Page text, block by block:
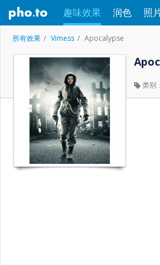
趣味效果 润色 照
所有效果 Vimess Apocalypse
类别：